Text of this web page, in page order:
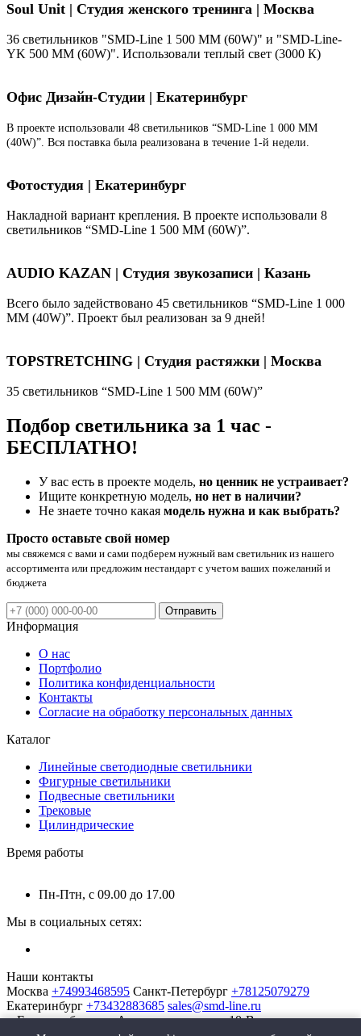
Soul Unit | Студия женского тренинга | Москва
36 светильников "SMD-Line 1 500 ММ (60W)" и "SMD-Line-
YK 500 ММ (60W)". Использовали теплый свет (3000 К)
Офис Дизайн-Студии | Екатеринбург
В проекте использовали 48 светильников “SMD-Line 1 000 ММ
(40W)”. Вся поставка была реализована в течение 1-й недели.
Фотостудия | Екатеринбург
Накладной вариант крепления. В проекте использовали 8
светильников “SMD-Line 1 500 ММ (60W)”.
AUDIO KAZAN | Студия звукозаписи | Казань
Всего было задействовано 45 светильников “SMD-Line 1 000
ММ (40W)”. Проект был реализован за 9 дней!
TOPSTRETCHING | Студия растяжки | Москва
35 светильников “SMD-Line 1 500 ММ (60W)”
Подбор светильника за 1 час -
БЕСПЛАТНО!
У вас есть в проекте модель, но ценник не устраивает?
Ищите конкретную модель, но нет в наличии?
Не знаете точно какая модель нужна и как выбрать?
Просто оставьте свой номер
мы свяжемся с вами и сами подберем нужный вам светильник из нашего
ассортимента или предложим нестандарт с учетом ваших пожеланий и
бюджета
Отправить
Информация
О нас
Портфолио
Политика конфиденциальности
Контакты
Согласие на обработку персональных данных
Каталог
Линейные светодиодные светильники
Фигурные светильники
Подвесные светильники
Трековые
Цилиндрические
Время работы
Пн-Птн, с 09.00 до 17.00
Мы в социальных сетях:
Наши контакты
Москва +74993468595 Санкт-Петербург +78125079279
Екатеринбург +73432883685 sales@smd-line.ru
г. Екатеринбург, ул. Автомагистральная 10-В